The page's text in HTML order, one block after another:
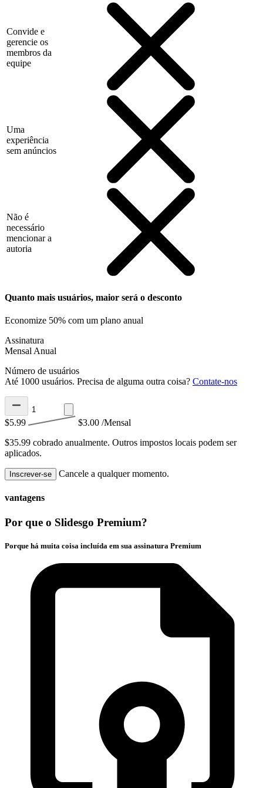
Convide e
gerencie os
membros da
equipe
Uma
experiência
sem anúncios
Não é
necessário
mencionar a
autoria
Quanto mais usuários, maior será o desconto
Economize 50% com um plano anual
Assinatura
Mensal Anual
Número de usuários
Até 1000 usuários. Precisa de alguma outra coisa? Contate-nos
$5.99 $3.00 /Mensal
$35.99 cobrado anualmente. Outros impostos locais podem ser
aplicados.
Inscrever-se Cancele a qualquer momento.
vantagens
Por que o Slidesgo Premium?
Porque há muita coisa incluída em sua assinatura Premium